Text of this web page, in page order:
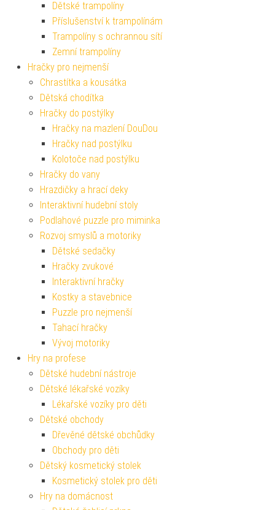
Dětské trampolíny
Příslušenství k trampolínám
Trampolíny s ochrannou sítí
Zemní trampolíny
Hračky pro nejmenší
Chrastítka a kousátka
Dětská chodítka
Hračky do postýlky
Hračky na mazlení DouDou
Hračky nad postýlku
Kolotoče nad postýlku
Hračky do vany
Hrazdičky a hrací deky
Interaktivní hudební stoly
Podlahové puzzle pro miminka
Rozvoj smyslů a motoriky
Dětské sedačky
Hračky zvukové
Interaktivní hračky
Kostky a stavebnice
Puzzle pro nejmenší
Tahací hračky
Vývoj motoriky
Hry na profese
Dětské hudební nástroje
Dětské lékařské vozíky
Lékařské vozíky pro děti
Dětské obchody
Dřevěné dětské obchůdky
Obchody pro děti
Dětský kosmetický stolek
Kosmetický stolek pro děti
Hry na domácnost